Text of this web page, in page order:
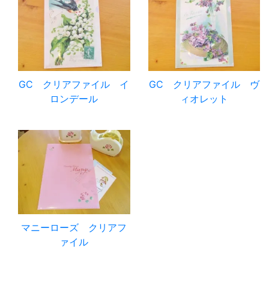
GC クリアファイル イ
ロンデール
GC クリアファイル ヴ
ィオレット
マニーローズ クリアフ
ァイル